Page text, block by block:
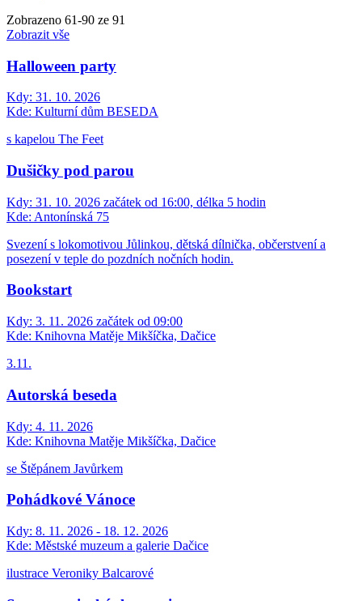
Zobrazeno 61-90 ze 91
Zobrazit vše
Halloween party
Kdy: 31. 10. 2026
Kde: Kulturní dům BESEDA
s kapelou The Feet
Dušičky pod parou
Kdy: 31. 10. 2026 začátek od 16:00, délka 5 hodin
Kde: Antonínská 75
Svezení s lokomotivou Jůlinkou, dětská dílnička, občerstvení a
posezení v teple do pozdních nočních hodin.
Bookstart
Kdy: 3. 11. 2026 začátek od 09:00
Kde: Knihovna Matěje Mikšíčka, Dačice
3.11.
Autorská beseda
Kdy: 4. 11. 2026
Kde: Knihovna Matěje Mikšíčka, Dačice
se Štěpánem Javůrkem
Pohádkové Vánoce
Kdy: 8. 11. 2026 - 18. 12. 2026
Kde: Městské muzeum a galerie Dačice
ilustrace Veroniky Balcarové